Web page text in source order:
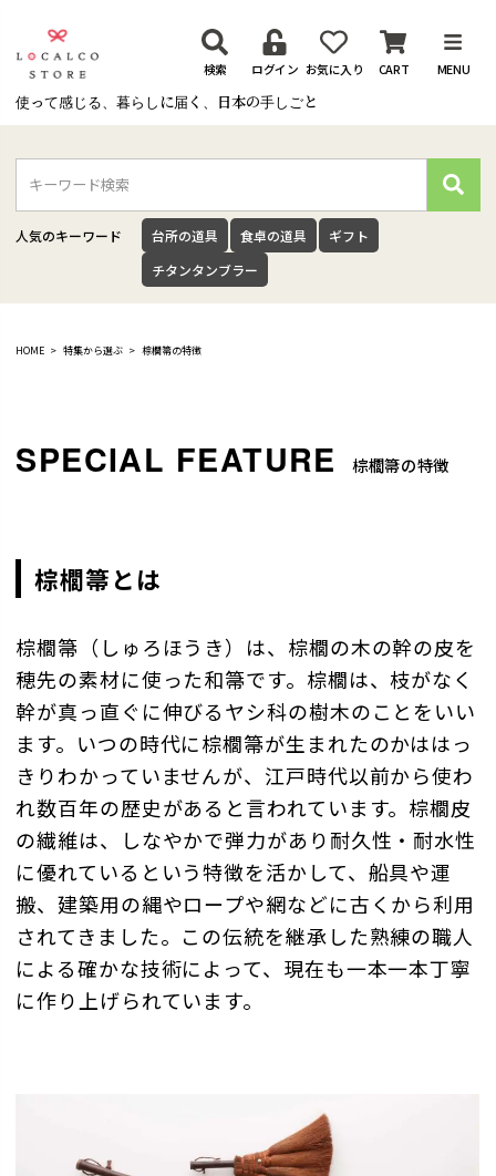
使って感じる、暮らしに届く、日本の手しごと
検索 ログイン お気に入り CART MENU
検
索
人気のキーワード 台所の道具 食卓の道具
ギフト
チタンタンブラー
HOME 特集から選ぶ 棕櫚箒の特徴
棕櫚箒の特徴
棕櫚箒とは
棕櫚箒（しゅろほうき）は、棕櫚の木の幹の皮を
穂先の素材に使った和箒です。棕櫚は、枝がなく
幹が真っ直ぐに伸びるヤシ科の樹木のことをいい
ます。いつの時代に棕櫚箒が生まれたのかははっ
きりわかっていませんが、江戸時代以前から使わ
れ数百年の歴史があると言われています。棕櫚皮
の繊維は、しなやかで弾力があり耐久性・耐水性
に優れているという特徴を活かして、船具や運
搬、建築用の縄やロープや網などに古くから利用
されてきました。この伝統を継承した熟練の職人
による確かな技術によって、現在も一本一本丁寧
に作り上げられています。